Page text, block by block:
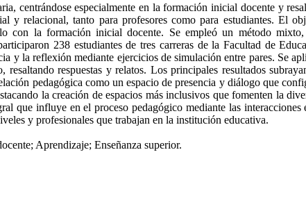
centrándose especialmente en la formación inicial docente y
y relacional, tanto para profesores como para estudiantes. El
con la formación inicial docente. Se empleó un método
238 estudiantes de tres carreras de la Facultad de
y la reflexión mediante ejercicios de simulación entre pares. Se
respuestas y relatos. Los principales resultados
pedagógica como un espacio de presencia y diálogo que
la creación de espacios más inclusivos que fomenten la
que influye en el proceso pedagógico mediante las interacciones
y profesionales que trabajan en la institución educativa.
Aprendizaje; Enseñanza superior.